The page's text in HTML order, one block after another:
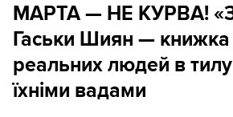
МАРТА — НЕ КУРВА!
Гаськи Шиян —
реальних людей в тилу
їхніми вадами